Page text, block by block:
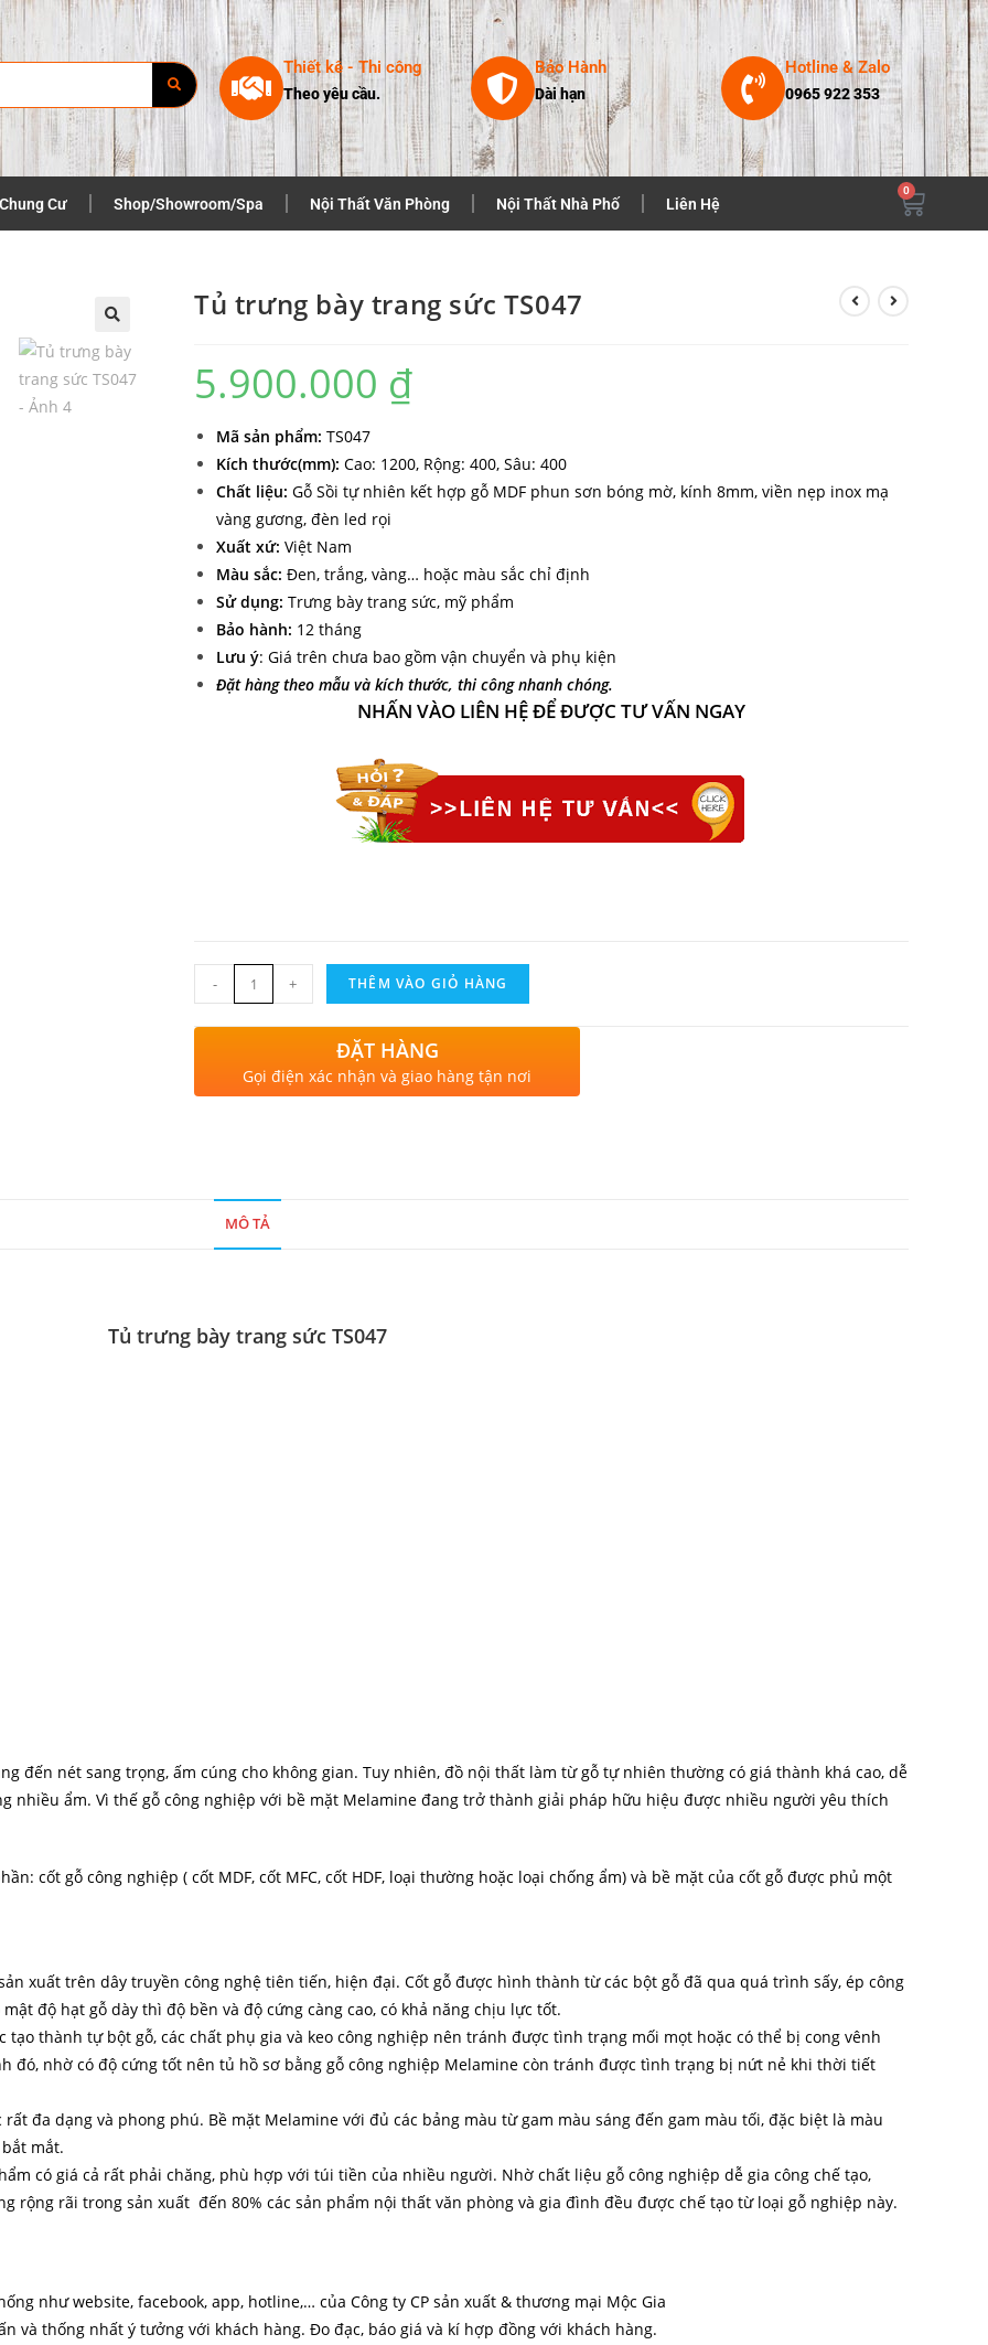
Thiết kê - Thi công
Theo yêu cầu.
Bảo Hành
Dài hạn
Hotline & Zalo
0965 922 353
Cư Shop/Showroom/Spa Nội Thất Văn Phòng Nội Thất Nhà Phố Liên Hệ
0
Tủ trưng bày trang sức TS047
5.900.000 ₫
Mã sản phẩm: TS047
Kích thước(mm): Cao: 1200, Rộng: 400, Sâu: 400
Chất liệu: Gỗ Sồi tự nhiên kết hợp gỗ MDF phun sơn bóng mờ, kính 8mm, viền nẹp inox mạ
vàng gương, đèn led rọi
Xuất xứ: Việt Nam
Màu sắc: Đen, trắng, vàng… hoặc màu sắc chỉ định
Sử dụng: Trưng bày trang sức, mỹ phẩm
Bảo hành: 12 tháng
Lưu ý: Giá trên chưa bao gồm vận chuyển và phụ kiện
Đặt hàng theo mẫu và kích thước, thi công nhanh chóng.
NHẤN VÀO LIÊN HỆ ĐỂ ĐƯỢC TƯ VẤN NGAY
- + THÊM VÀO GIỎ HÀNG
ĐẶT HÀNG
Gọi điện xác nhận và giao hàng tận nơi
MÔ TẢ
Tủ trưng bày trang sức TS047
đến nét sang trọng, ấm cúng cho không gian. Tuy nhiên, đồ nội thất làm từ gỗ tự nhiên thường có giá thành khá cao, dễ
nhiều ẩm. Vì thế gỗ công nghiệp với bề mặt Melamine đang trở thành giải pháp hữu hiệu được nhiều người yêu thích
cốt gỗ công nghiệp ( cốt MDF, cốt MFC, cốt HDF, loại thường hoặc loại chống ẩm) và bề mặt của cốt gỗ được phủ một
xuất trên dây truyền công nghệ tiên tiến, hiện đại. Cốt gỗ được hình thành từ các bột gỗ đã qua quá trình sấy, ép công
độ hạt gỗ dày thì độ bền và độ cứng càng cao, có khả năng chịu lực tốt.
thành tự bột gỗ, các chất phụ gia và keo công nghiệp nên tránh được tình trạng mối mọt hoặc có thể bị cong vênh
đó, nhờ có độ cứng tốt nên tủ hồ sơ bằng gỗ công nghiệp Melamine còn tránh được tình trạng bị nứt nẻ khi thời tiết
đa dạng và phong phú. Bề mặt Melamine với đủ các bảng màu từ gam màu sáng đến gam màu tối, đặc biệt là màu
mắt.
có giá cả rất phải chăng, phù hợp với túi tiền của nhiều người. Nhờ chất liệu gỗ công nghiệp dễ gia công chế tạo,
rộng rãi trong sản xuất đến 80% các sản phẩm nội thất văn phòng và gia đình đều được chế tạo từ loại gỗ nghiệp này.
như website, facebook, app, hotline,… của Công ty CP sản xuất & thương mại Mộc Gia
và thống nhất ý tưởng với khách hàng. Đo đạc, báo giá và kí hợp đồng với khách hàng.